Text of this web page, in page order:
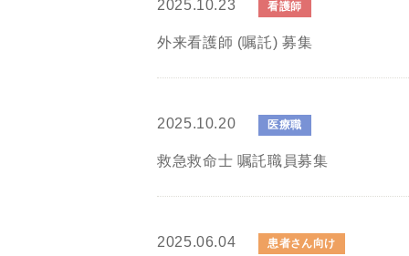
2025.10.23 看護師
外来看護師 (嘱託) 募集
2025.10.20 医療職
救急救命士 嘱託職員募集
2025.06.04 患者さん向け